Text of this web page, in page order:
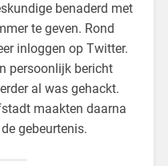
benaderd met
te geven. Rond
inloggen op Twitter.
persoonlijk bericht
al was gehackt.
maakten daarna
gebeurtenis.